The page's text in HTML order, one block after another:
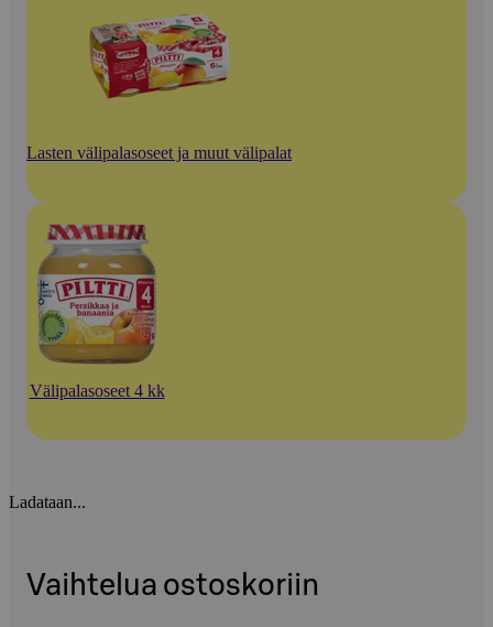
Lasten välipalasoseet ja muut välipalat
Välipalasoseet 4 kk
Ladataan...
Vaihtelua ostoskoriin